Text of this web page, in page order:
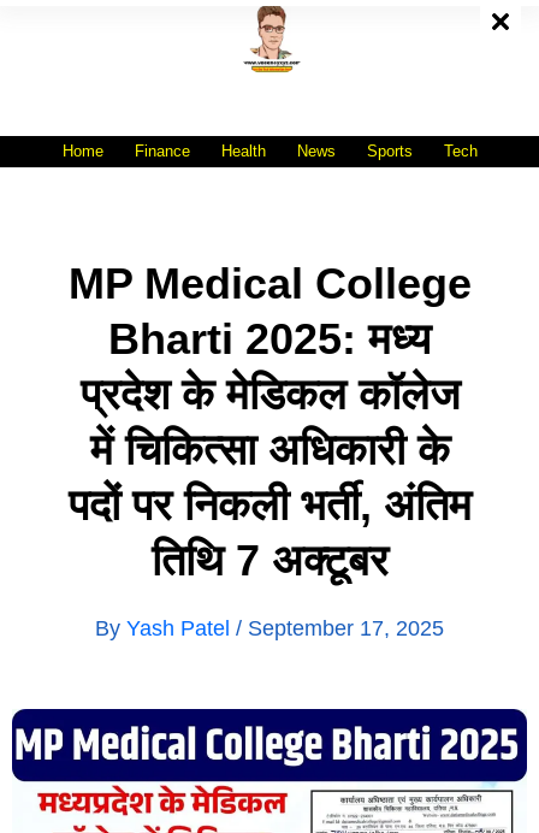
Home Finance Health News Sports Tech
MP Medical College
Bharti 2025: मध्य
प्रदेश के मेडिकल कॉलेज
में चिकित्सा अधिकारी के
पदों पर निकली भर्ती, अंतिम
तिथि 7 अक्टूबर
By Yash Patel / September 17, 2025